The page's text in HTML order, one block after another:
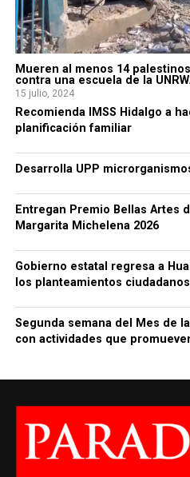
Mueren al menos 14
contra una escuela de la
15 julio, 2024
Recomienda IMSS Hidalgo a
planificación familiar
Desarrolla UPP
Entregan Premio Bellas Artes
Margarita Michelena 2026
Gobierno estatal regresa a
los planteamientos ciudadanos
Segunda semana del Mes de
con actividades que